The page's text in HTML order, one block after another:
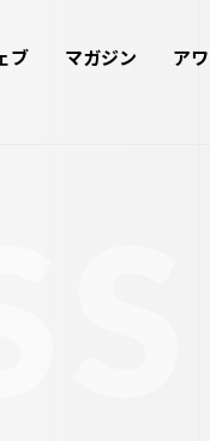
ブ マガジン ア